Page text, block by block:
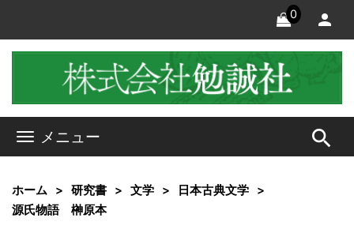
0
メニュー search
ホーム 研究書 文学
日本古典文学
源氏物語 榊原本